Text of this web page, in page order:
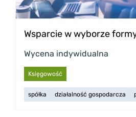
Wsparcie w wyborze
Wycena indywidualna
Księgowość
spółka działalność gospodarcza